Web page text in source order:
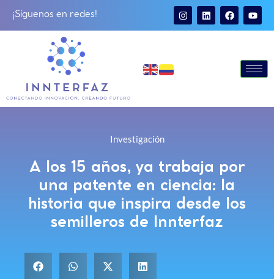
¡Síguenos en redes!
Investigación
A los 15 años, ya trabaja por
una patente en ciencia: la
historia que inspira desde los
semilleros de Innterfaz